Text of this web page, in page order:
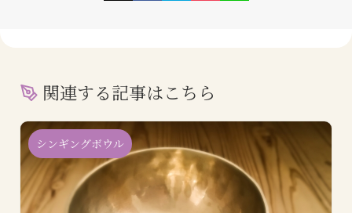
関連する記事はこちら
シンギングボウル